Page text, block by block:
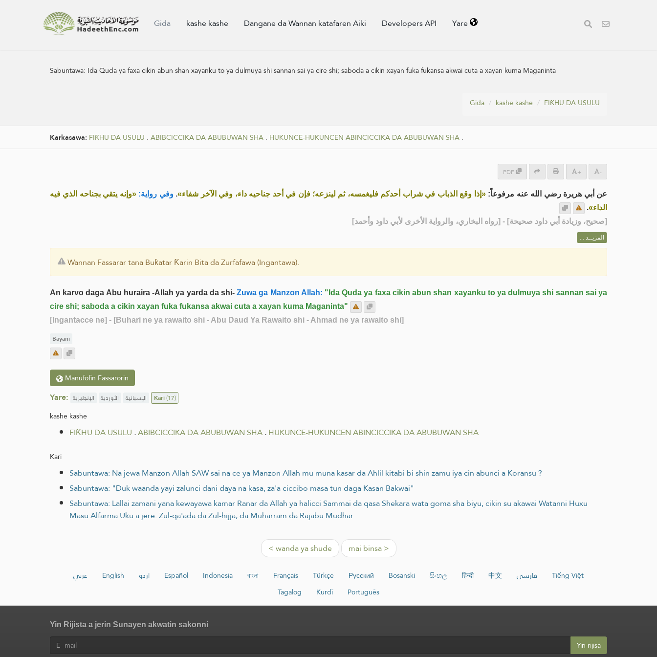
Gida kashe kashe Dangane da Wannan katafaren Aiki Developers API Yare
Sabuntawa: Ida Quda ya faxa cikin abun shan xayanku to ya dulmuya shi sannan sai ya cire shi; saboda a cikin xayan fuka fukansa akwai cuta a xayan kuma Maganinta
Gida kashe kashe FIƘHU DA USULU
Karkasawa: FIƘHU DA USULU . ABIBCICCIKA DA ABUBUWAN SHA . HUKUNCE-HUKUNCEN ABINCICCIKA DA ABUBUWAN SHA .
PDF + -
عن أبي هريرة رضي الله عنه مرفوعاً:«إذا وقع الذباب في شراب أحدكم فليغمسه، ثم لينزعه؛ فإن في أحد جناحيه داء، وفي الآخر شفاء». وفي رواية: «وإنه يتقي بجناحه الذي فيه
الداء».
[صحيح، وزيادة أبي داود صحيحة] - [رواه البخاري، والرواية الأخرى لأبي داود وأحمد]
المزيــد ...
Wannan Fassarar tana Buƙatar Ƙarin Bita da Zurfafawa (Ingantawa).
An karvo daga Abu huraira -Allah ya yarda da shi-Zuwa ga Manzon Allah: "Ida Quda ya faxa cikin abun shan xayanku to ya dulmuya shi sannan sai ya
cire shi; saboda a cikin xayan fuka fukansa akwai cuta a xayan kuma Maganinta"
[Ingantacce ne] - [Buhari ne ya rawaito shi - Abu Daud Ya Rawaito shi - Ahmad ne ya rawaito shi]
Bayani
Manufofin Fassarorin
Yare: الإنجليزية الأوردية الإسبانية Kari(17)
kashe kashe
FIƘHU DA USULU .ABIBCICCIKA DA ABUBUWAN SHA.HUKUNCE-HUKUNCEN ABINCICCIKA DA ABUBUWAN SHA
Kari
Sabuntawa: Na jewa Manzon Allah SAW sai na ce ya Manzon Allah mu muna kasar da Ahlil kitabi bi shin zamu iya cin abunci a Koransu ?
Sabuntawa: "Duk waanda yayi zalunci dani daya na kasa, za'a ciccibo masa tun daga Kasan Bakwai"
Sabuntawa: Lallai zamani yana kewayawa kamar Ranar da Allah ya halicci Sammai da qasa Shekara wata goma sha biyu, cikin su akawai Watanni Huxu
Masu Alfarma Uku a jere: Zul-qa'ada da Zul-hijja, da Muharram da Rajabu Mudhar
< wanda ya shude mai binsa >
عربي English اردو Español Indonesia বাংলা Français Türkçe Русский Bosanski සිංහල हिन्दी 中文 فارسی
Tiếng Việt
Tagalog
Kurdî Português
Yin Rijista a jerin Sunayen akwatin sakonni
Yin rijisa